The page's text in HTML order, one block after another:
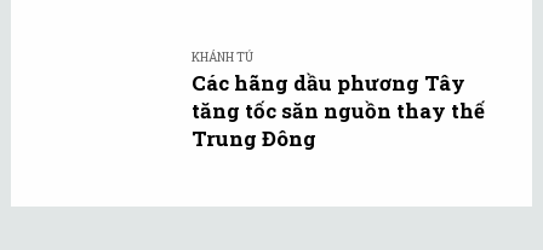
KHÁNH TÚ
Các hãng dầu phương Tây
tăng tốc săn nguồn thay thế
Trung Đông